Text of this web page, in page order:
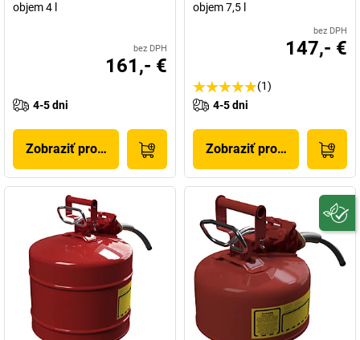
objem 4 l
bez DPH
161,- €
4-5 dni
Zobraziť produkt
objem 7,5 l
bez DPH
147,- €
(1)
4-5 dni
Zobraziť produkt